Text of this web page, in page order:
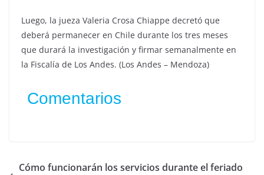
Luego, la jueza Valeria Crosa Chiappe decretó que
deberá permanecer en Chile durante los tres meses
que durará la investigación y firmar semanalmente en
la Fiscalía de Los Andes. (Los Andes – Mendoza)
Comentarios
Cómo funcionarán los servicios durante el feriado